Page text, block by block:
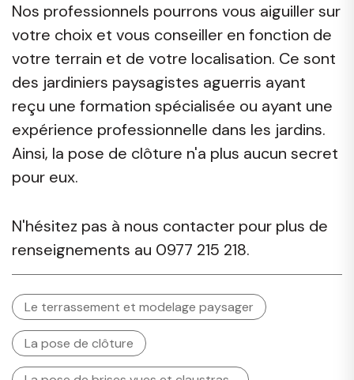
Nos professionnels pourrons vous aiguiller sur
votre choix et vous conseiller en fonction de
votre terrain et de votre localisation. Ce sont
des jardiniers paysagistes aguerris ayant
reçu une formation spécialisée ou ayant une
expérience professionnelle dans les jardins.
Ainsi, la pose de clôture n'a plus aucun secret
pour eux.
N'hésitez pas à nous contacter pour plus de
renseignements au 0977 215 218.
Le terrassement et modelage paysager
La pose de clôture